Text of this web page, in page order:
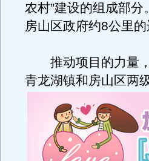
农村”建设的组成部分
房山区政府约8公里
推动项目的力量，
青龙湖镇和房山区两